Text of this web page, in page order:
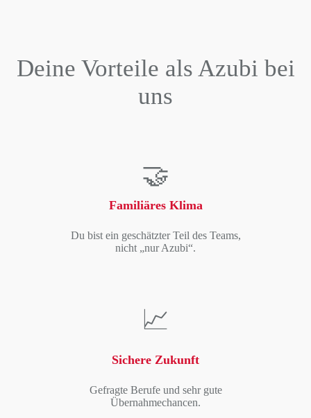
Deine Vorteile als Azubi bei
uns
🤝
Familiäres Klima
Du bist ein geschätzter Teil des Teams,
nicht „nur Azubi“.
📈
Sichere Zukunft
Gefragte Berufe und sehr gute
Übernahmechancen.